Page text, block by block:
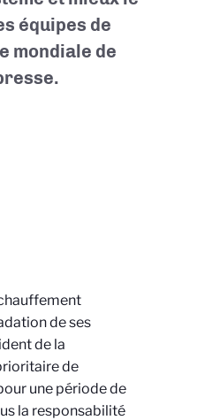
équipes de
mondiale de
de ses
de la
de
une période de
la responsabilité